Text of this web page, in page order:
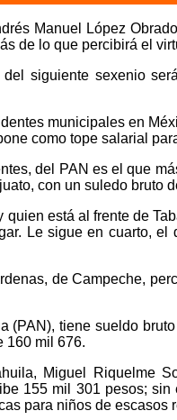
Manuel López
de lo que percibirá el
siguiente sexenio
municipales en
como tope salarial
del PAN es el que
con un suledo bruto
está al frente de
Le sigue en cuarto,
de Campeche,
(PAN), tiene sueldo
160 mil 676.
Miguel Riquelme
155 mil 301 pesos;
para niños de escasos